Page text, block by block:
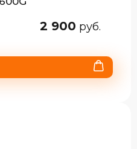
2 900 руб.